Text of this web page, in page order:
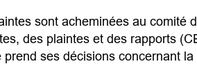
sont acheminées au comité
des plaintes et des rapports
prend ses décisions concernant